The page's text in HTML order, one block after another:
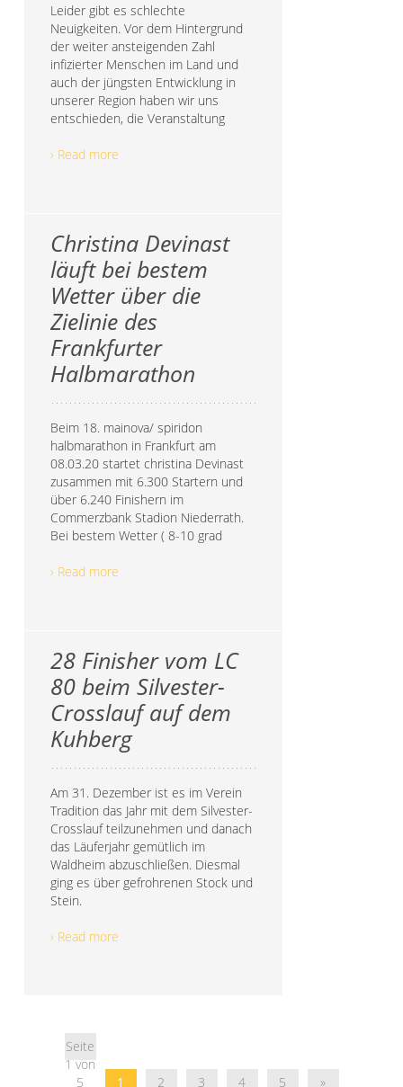
Leider gibt es schlechte
Neuigkeiten. Vor dem Hintergrund
der weiter ansteigenden Zahl
infizierter Menschen im Land und
auch der jüngsten Entwicklung in
unserer Region haben wir uns
entschieden, die Veranstaltung
› Read more
Christina Devinast
läuft bei bestem
Wetter über die
Zielinie des
Frankfurter
Halbmarathon
Beim 18. mainova/ spiridon
halbmarathon in Frankfurt am
08.03.20 startet christina Devinast
zusammen mit 6.300 Startern und
über 6.240 Finishern im
Commerzbank Stadion Niederrath.
Bei bestem Wetter ( 8-10 grad
› Read more
28 Finisher vom LC
80 beim Silvester-
Crosslauf auf dem
Kuhberg
Am 31. Dezember ist es im Verein
Tradition das Jahr mit dem Silvester-
Crosslauf teilzunehmen und danach
das Läuferjahr gemütlich im
Waldheim abzuschließen. Diesmal
ging es über gefrohrenen Stock und
Stein.
› Read more
Seite
1 von
5
1 2 3 4 5 »